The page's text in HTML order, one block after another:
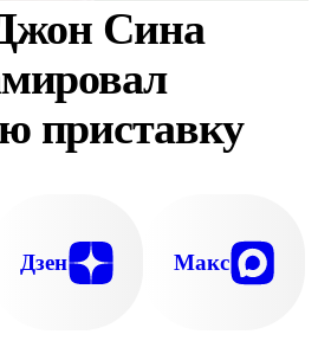
Сина
приставку
Дзен Макс